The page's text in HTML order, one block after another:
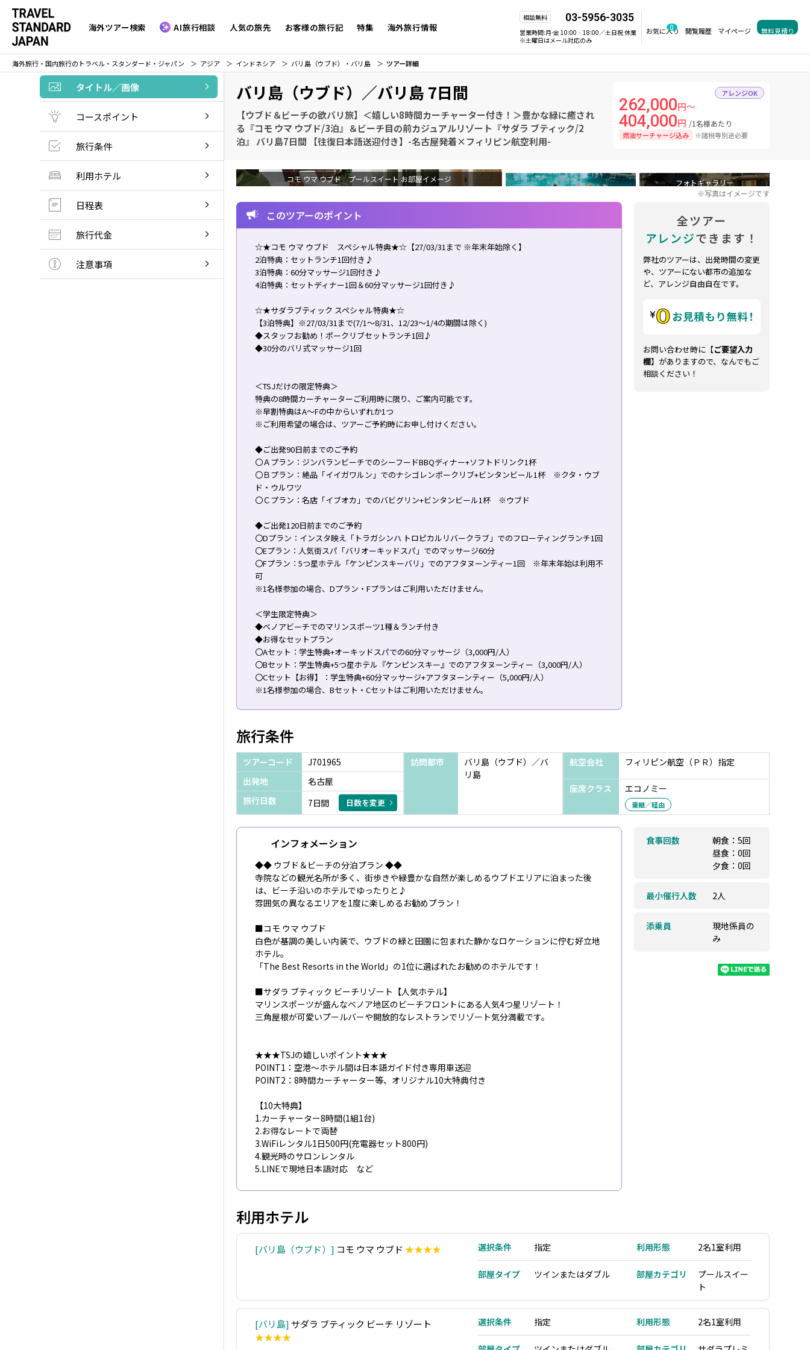
海外ツアー検索 AI旅行相談 人気の旅先 お客様の旅行記 特集 海外旅行情報
相談無料 03-5956-3035
営業時間:月-金 10:00‐18:00／土日祝 休業
※土曜日はメール対応のみ
お気に入り
0 閲覧履歴 マイページ 無料見積り
海外旅行・国内旅行のトラベル・スタンダード・ジャパン アジア インドネシア バリ島（ウブド）・バリ島 ツアー詳細
タイトル／画像
コースポイント
旅行条件
利用ホテル
日程表
旅行代金
注意事項
バリ島（ウブド）／バリ島 7日間
【ウブド＆ビーチの欲バリ旅】＜嬉しい8時間カーチャーター付き！＞豊かな緑に癒され
る『コモ ウマ ウブド/3泊』＆ビーチ目の前カジュアルリゾート『サダラ ブティック/2
泊』 バリ島7日間 【往復日本語送迎付き】-名古屋発着×フィリピン航空利用-
アレンジOK
262,000円～
404,000円 /1名様あたり
燃油サーチャージ込み ※諸税等別途必要
コモ ウマ ウブド プールスイート お部屋イメージ
フォトギャラリー
※写真はイメージです
このツアーのポイント
☆★コモ ウマ ウブド スペシャル特典★☆【27/03/31まで ※年末年始除く】
2泊特典：セットランチ1回付き♪
3泊特典：60分マッサージ1回付き♪
4泊特典：セットディナー1回＆60分マッサージ1回付き♪
☆★サダラブティック スペシャル特典★☆
【3泊特典】※27/03/31まで(7/1～8/31、12/23～1/4の期間は除く)
◆スタッフお勧め！ポークリブセットランチ1回♪
◆30分のバリ式マッサージ1回
＜TSJだけの限定特典＞
特典の8時間カーチャーターご利用時に限り、ご案内可能です。
※早割特典はA～Fの中からいずれか1つ
※ご利用希望の場合は、ツアーご予約時にお申し付けください。
◆ご出発90日前までのご予約
〇Ａプラン：ジンバランビーチでのシーフードBBQディナー+ソフトドリンク1杯
〇Ｂプラン：絶品「イイガワルン」でのナシゴレンポークリブ+ビンタンビール1杯 ※クタ・ウブ
ド・ウルワツ
〇Ｃプラン：名店「イブオカ」でのバビグリン+ビンタンビール1杯 ※ウブド
◆ご出発120日前までのご予約
〇Dプラン：インスタ映え「トラガシンハ トロピカルリバークラブ」でのフローティングランチ1回
〇Eプラン：人気街スパ「バリオーキッドスパ」でのマッサージ60分
〇Fプラン：5つ星ホテル「ケンピンスキーバリ」でのアフタヌーンティー1回 ※年末年始は利用不
可
※1名様参加の場合、Dプラン・Fプランはご利用いただけません。
＜学生限定特典＞
◆ベノアビーチでのマリンスポーツ1種＆ランチ付き
◆お得なセットプラン
〇Aセット：学生特典+オーキッドスパでの60分マッサージ（3,000円/人）
〇Bセット：学生特典+5つ星ホテル『ケンピンスキー』でのアフタヌーンティー（3,000円/人）
〇Cセット【お得】：学生特典+60分マッサージ+アフタヌーンティー（5,000円/人）
※1名様参加の場合、Bセット・Cセットはご利用いただけません。
全ツアー
アレンジできます！
弊社のツアーは、出発時間の変更
や、ツアーにない都市の追加な
ど、アレンジ自由自在です。
お問い合わせ時に【ご要望入力
欄】がありますので、なんでもご
相談ください！
旅行条件
ツアーコード
J701965
出発地
名古屋
旅行日数
7日間 日数を変更
訪問都市
バリ島（ウブド）／バ
リ島
航空会社 フィリピン航空（ＰＲ）指定
座席クラス エコノミー
乗継／経由
インフォメーション
◆◆ ウブド＆ビーチの分泊プラン ◆◆
寺院などの観光名所が多く、街歩きや緑豊かな自然が楽しめるウブドエリアに泊まった後
は、ビーチ沿いのホテルでゆったりと♪
雰囲気の異なるエリアを1度に楽しめるお勧めプラン！
■コモ ウマ ウブド
白色が基調の美しい内装で、ウブドの緑と田園に包まれた静かなロケーションに佇む好立地
ホテル。
「The Best Resorts in the World」の1位に選ばれたお勧めのホテルです！
■サダラ ブティック ビーチリゾート【人気ホテル】
マリンスポーツが盛んなベノア地区のビーチフロントにある人気4つ星リゾート！
三角屋根が可愛いプールバーや開放的なレストランでリゾート気分満載です。
★★★TSJの嬉しいポイント★★★
POINT1：空港～ホテル間は日本語ガイド付き専用車送迎
POINT2：8時間カーチャーター等、オリジナル10大特典付き
【10大特典】
1.カーチャーター8時間(1組1台)
2.お得なレートで両替
3.WiFiレンタル1日500円(充電器セット800円)
4.観光時のサロンレンタル
5.LINEで現地日本語対応 など
食事回数
朝食：5回
昼食：0回
夕食：0回
最小催行人数 2人
添乗員
現地係員の
み
利用ホテル
バリ島（ウブド） コモ ウマ ウブド ★★★★ 選択条件 指定 利用形態 2名1室利用
部屋タイプ ツインまたはダブル 部屋カテゴリ
プールスイー
ト
バリ島 サダラ ブティック ビーチ リゾート
★★★★
選択条件 指定 利用形態 2名1室利用